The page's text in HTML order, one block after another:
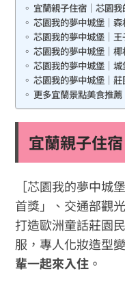
宜蘭親子住宿｜芯園
芯園我的夢中城堡｜
芯園我的夢中城堡｜
芯園我的夢中城堡｜椰
芯園我的夢中城堡｜城
芯園我的夢中城堡｜莊
更多宜蘭景點美食推薦
宜蘭親子住
［芯園我的夢中城
首獎」、交通部觀
打造歐洲童話莊園
服，專人化妝造型
輩一起來入住。